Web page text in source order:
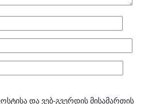
და ვებ-გვერდის მისამართის